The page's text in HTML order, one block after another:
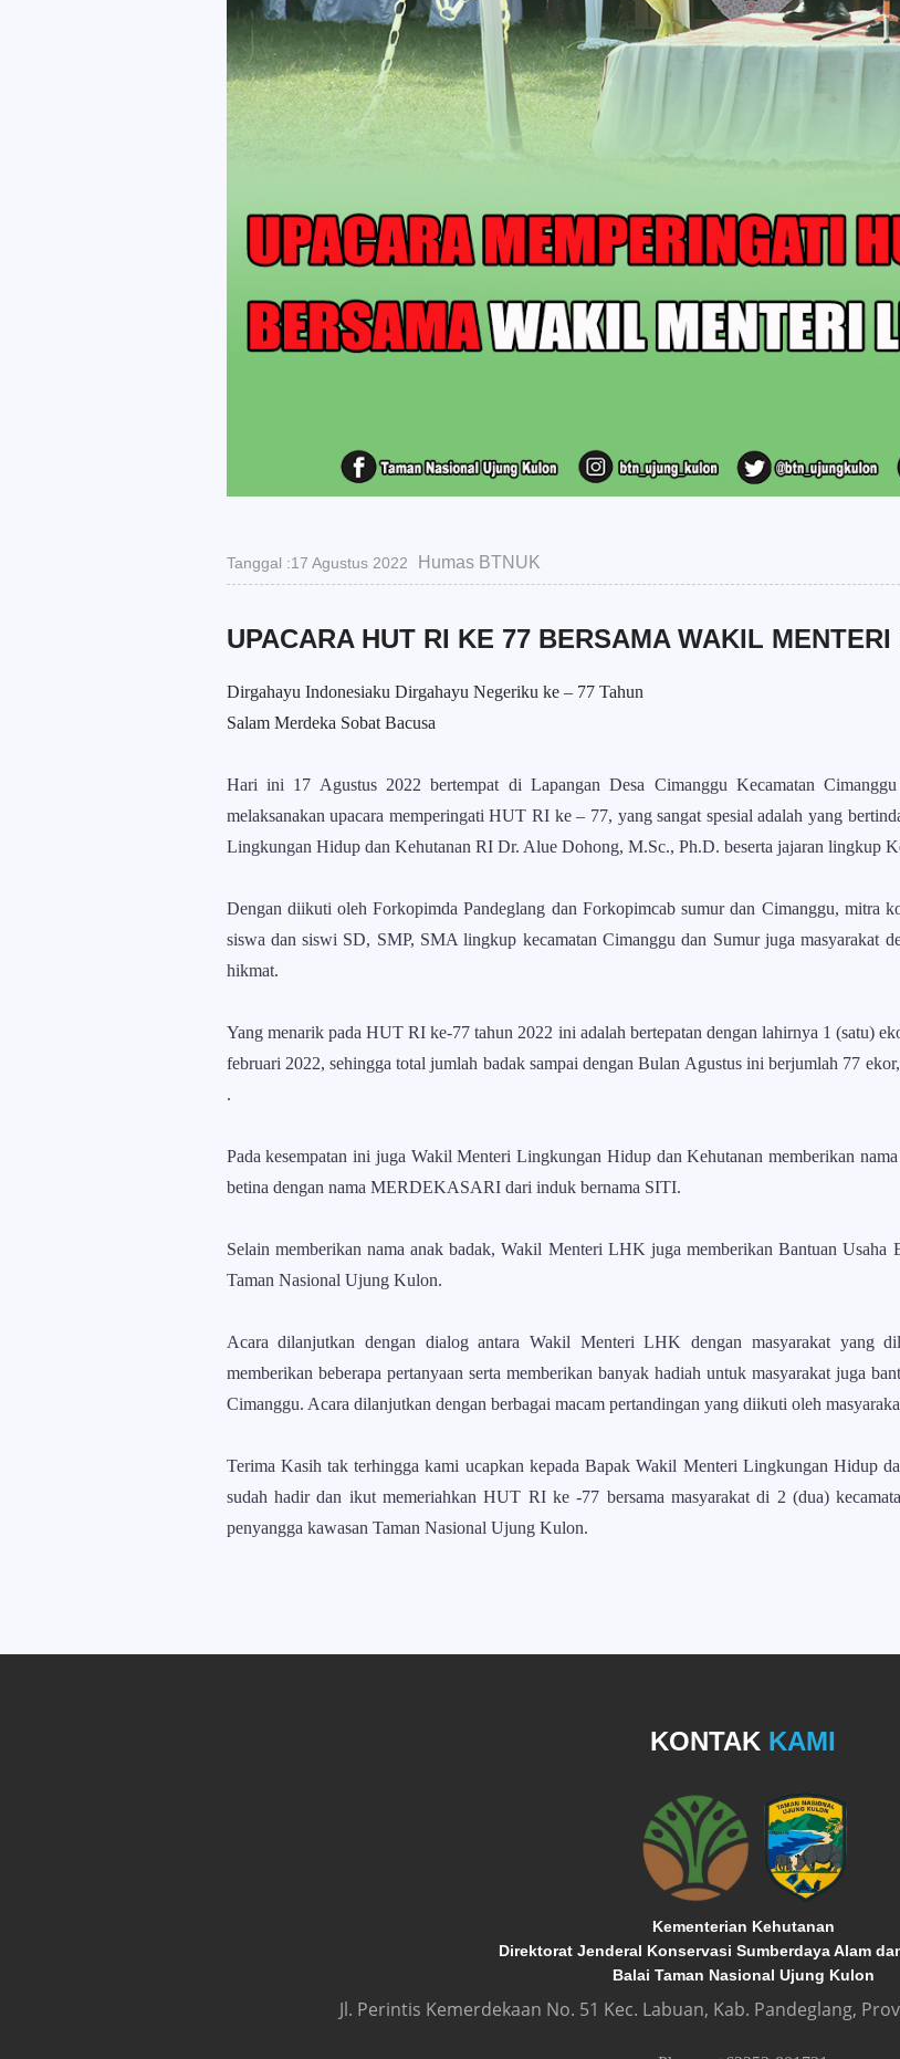
Tanggal :17 Agustus 2022 Humas BTNUK
UPACARA HUT RI KE 77 BERSAMA WAKIL MENTERI
Dirgahayu Indonesiaku Dirgahayu Negeriku ke – 77 Tahun
Salam Merdeka Sobat Bacusa
Hari ini 17 Agustus 2022 bertempat di Lapangan Desa Cimanggu Kecamatan
melaksanakan upacara memperingati HUT RI ke – 77, yang sangat spesial adalah yang
Lingkungan Hidup dan Kehutanan RI Dr. Alue Dohong, M.Sc., Ph.D. beserta jajaran lingkup
Dengan diikuti oleh Forkopimda Pandeglang dan Forkopimcab sumur dan Cimanggu, mitra
siswa dan siswi SD, SMP, SMA lingkup kecamatan Cimanggu dan Sumur juga masyarakat
hikmat.
Yang menarik pada HUT RI ke-77 tahun 2022 ini adalah bertepatan dengan lahirnya 1 (satu)
februari 2022, sehingga total jumlah badak sampai dengan Bulan Agustus ini berjumlah 77
.
Pada kesempatan ini juga Wakil Menteri Lingkungan Hidup dan Kehutanan memberikan
betina dengan nama MERDEKASARI dari induk bernama SITI.
Selain memberikan nama anak badak, Wakil Menteri LHK juga memberikan Bantuan Usaha
Taman Nasional Ujung Kulon.
Acara dilanjutkan dengan dialog antara Wakil Menteri LHK dengan masyarakat yang
memberikan beberapa pertanyaan serta memberikan banyak hadiah untuk masyarakat juga
Cimanggu. Acara dilanjutkan dengan berbagai macam pertandingan yang diikuti oleh
Terima Kasih tak terhingga kami ucapkan kepada Bapak Wakil Menteri Lingkungan Hidup
sudah hadir dan ikut memeriahkan HUT RI ke -77 bersama masyarakat di 2 (dua)
penyangga kawasan Taman Nasional Ujung Kulon.
KONTAK KAMI
Kementerian Kehutanan
Direktorat Jenderal Konservasi Sumberdaya Alam
Balai Taman Nasional Ujung Kulon
Jl. Perintis Kemerdekaan No. 51 Kec. Labuan, Kab. Pandeglang,